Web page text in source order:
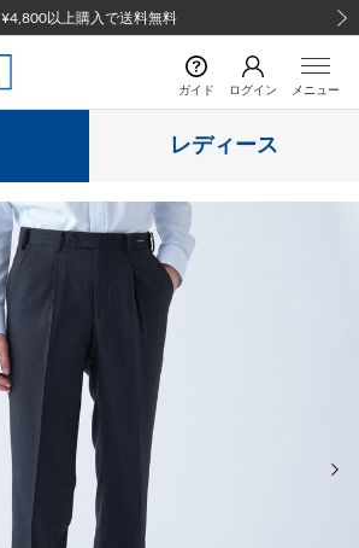
¥4,800以上購入で送料無料
ガイド ログイン メニュー
レディース